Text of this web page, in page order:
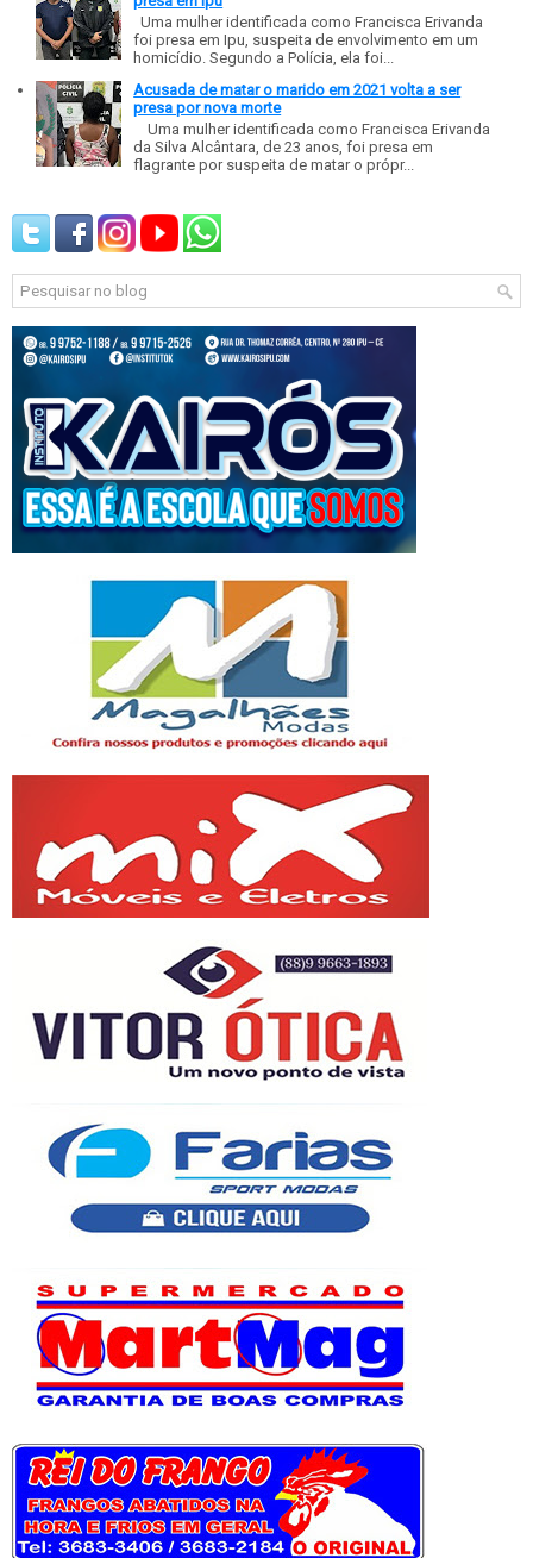
Uma mulher identificada como Francisca Erivanda
foi presa em Ipu, suspeita de envolvimento em um
homicídio. Segundo a Polícia, ela foi...
Acusada de matar o marido em 2021 volta a ser
presa por nova morte
Uma mulher identificada como Francisca Erivanda
da Silva Alcântara, de 23 anos, foi presa em
flagrante por suspeita de matar o própr...